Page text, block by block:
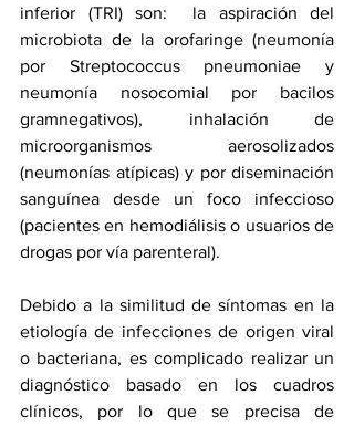
inferior (TRI) son:  la aspiración del
microbiota de la orofaringe (neumonía
por Streptococcus pneumoniae y
neumonía nosocomial por bacilos
gramnegativos), inhalación de
microorganismos aerosolizados
(neumonías atípicas) y por diseminación
sanguínea desde un foco infeccioso
(pacientes en hemodiálisis o usuarios de
drogas por vía parenteral).
Debido a la similitud de síntomas en la
etiología de infecciones de origen viral
o bacteriana, es complicado realizar un
diagnóstico basado en los cuadros
clínicos, por lo que se precisa de